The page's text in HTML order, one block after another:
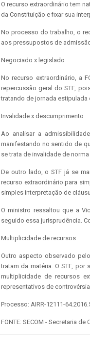
O recurso extraordinário tem
da Constituição e fixar sua
No processo do trabalho, o
aos pressupostos de
Negociado x legislado
No recurso extraordinário, a
repercussão geral do STF,
tratando de jornada
Invalidade x descumprimento
Ao analisar a
manifestando no sentido de
se trata de invalidade de
De outro lado, o STF já se
recurso extraordinário para
simples interpretação de
O ministro ressaltou que a
seguido essa jurisprudência.
Multiplicidade de recursos
Outro aspecto observado
tratam da matéria. O STF,
multiplicidade de recursos
representativos de
Processo: AIRR-12111-
FONTE: SECOM - Secretaria